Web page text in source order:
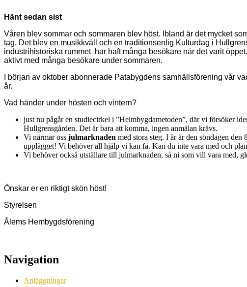
Hänt sedan sist
Våren blev sommar och sommaren blev höst. Ibland är det mycket
tag. Det blev en musikkväll och en traditionsenlig Kulturdag i
industrihistoriska rummet har haft många besökare när det varit
aktivt med många besökare under sommaren.
I början av oktober abonnerade Patabygdens samhällsförening vår
år.
Vad händer under hösten och vintern?
just nu pågår en studiecirkel i ”Heimbygdametoden”, där vi försöker
Hullgrensgården. Det är bara att komma, ingen anmälan krävs.
Vi närmar oss julmarknaden med stora steg. I år är den söndagen den
upplägget! Vi behöver all hjälp vi kan få. Kan du inte vara med och
Vi behöver också utställare till julmarknaden, så ni som vill vara med,
Önskar er en riktigt skön höst!
Styrelsen
Ålems Hembygdsförening
Navigation
Anläggningar